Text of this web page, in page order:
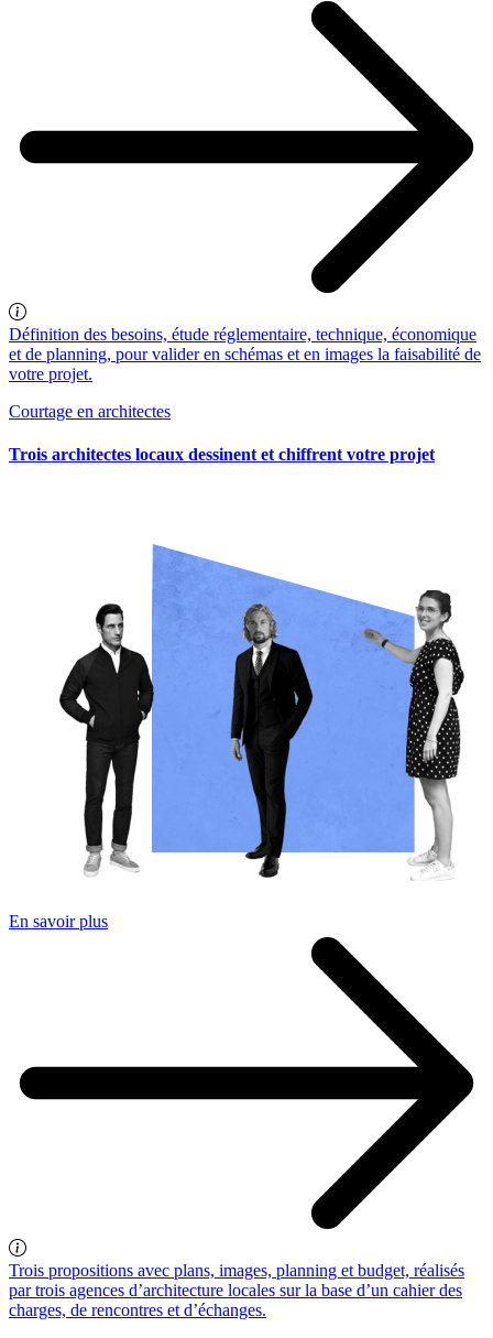
Définition des besoins, étude réglementaire, technique, économique
et de planning, pour valider en schémas et en images la faisabilité de
votre projet.
Courtage en architectes
Trois architectes locaux dessinent et chiffrent votre projet
En savoir plus
Trois propositions avec plans, images, planning et budget, réalisés
par trois agences d’architecture locales sur la base d’un cahier des
charges, de rencontres et d’échanges.